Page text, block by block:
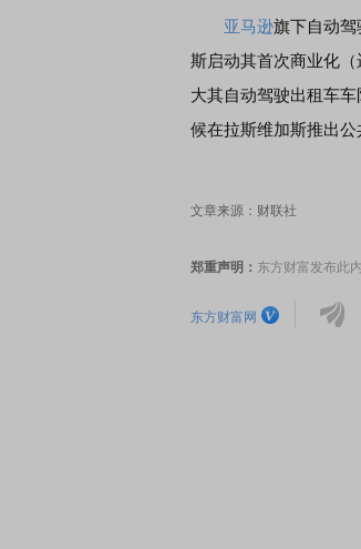
亚马逊旗下自动
斯启动其首次商业化
大其自动驾驶出租车
候在拉斯维加斯推出公
文章来源：财联社
郑重声明： 东方财富发布此
东方财富网